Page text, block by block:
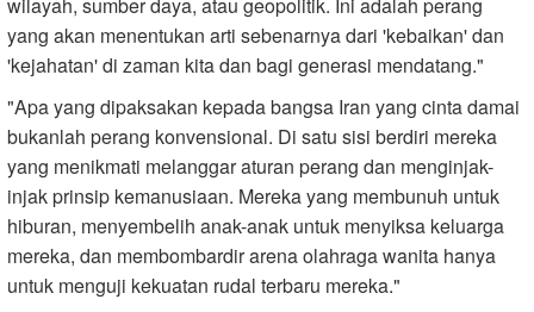
wilayah, sumber daya, atau geopolitik. Ini adalah perang
yang akan menentukan arti sebenarnya dari 'kebaikan' dan
'kejahatan' di zaman kita dan bagi generasi mendatang."
"Apa yang dipaksakan kepada bangsa Iran yang cinta damai
bukanlah perang konvensional. Di satu sisi berdiri mereka
yang menikmati melanggar aturan perang dan menginjak-
injak prinsip kemanusiaan. Mereka yang membunuh untuk
hiburan, menyembelih anak-anak untuk menyiksa keluarga
mereka, dan membombardir arena olahraga wanita hanya
untuk menguji kekuatan rudal terbaru mereka."